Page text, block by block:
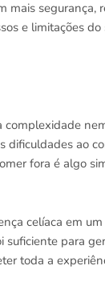
mais segurança,
e limitações
dificuldades ao
fora é algo
celíaca em
para
toda a